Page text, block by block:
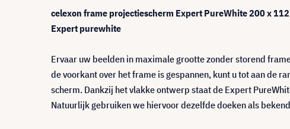
celexon frame projectiescherm Expert PureWhite 200 x
Expert purewhite
Ervaar uw beelden in maximale grootte zonder storend
de voorkant over het frame is gespannen, kunt u tot aan de
scherm. Dankzij het vlakke ontwerp staat de Expert
Natuurlijk gebruiken we hiervoor dezelfde doeken als